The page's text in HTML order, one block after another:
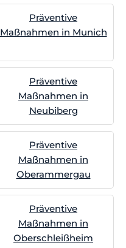
Präventive
Maßnahmen in Munich
Präventive
Maßnahmen in
Neubiberg
Präventive
Maßnahmen in
Oberammergau
Präventive
Maßnahmen in
Oberschleißheim